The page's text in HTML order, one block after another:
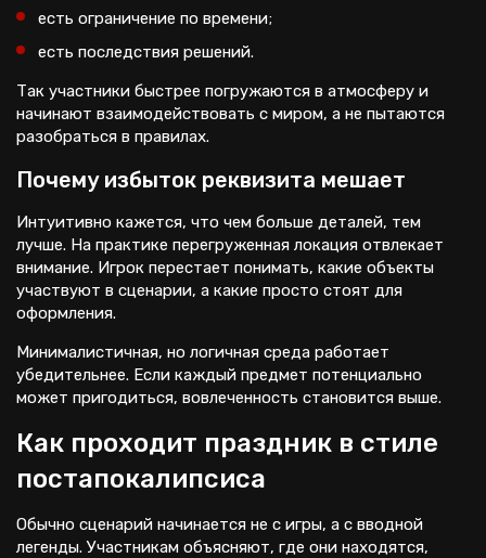
есть ограничение по времени;
есть последствия решений.
Так участники быстрее погружаются в атмосферу и
начинают взаимодействовать с миром, а не пытаются
разобраться в правилах.
Почему избыток реквизита мешает
Интуитивно кажется, что чем больше деталей, тем
лучше. На практике перегруженная локация отвлекает
внимание. Игрок перестает понимать, какие объекты
участвуют в сценарии, а какие просто стоят для
оформления.
Минималистичная, но логичная среда работает
убедительнее. Если каждый предмет потенциально
может пригодиться, вовлеченность становится выше.
Как проходит праздник в стиле
постапокалипсиса
Обычно сценарий начинается не с игры, а с вводной
легенды. Участникам объясняют, где они находятся,